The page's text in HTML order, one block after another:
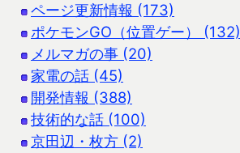
ページ更新情報 (173)
ポケモンGO（位置ゲー） (132)
メルマガの事 (20)
家電の話 (45)
開発情報 (388)
技術的な話 (100)
京田辺・枚方 (2)